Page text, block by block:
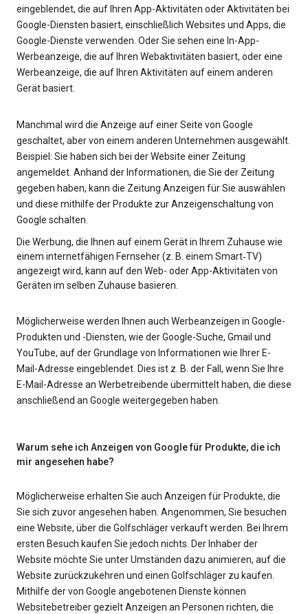
eingeblendet, die auf Ihren App-Aktivitäten oder Aktivitäten bei
Google-Diensten basiert, einschließlich Websites und Apps, die
Google-Dienste verwenden. Oder Sie sehen eine In-App-
Werbeanzeige, die auf Ihren Webaktivitäten basiert, oder eine
Werbeanzeige, die auf Ihren Aktivitäten auf einem anderen
Gerät basiert.
Manchmal wird die Anzeige auf einer Seite von Google
geschaltet, aber von einem anderen Unternehmen ausgewählt.
Beispiel: Sie haben sich bei der Website einer Zeitung
angemeldet. Anhand der Informationen, die Sie der Zeitung
gegeben haben, kann die Zeitung Anzeigen für Sie auswählen
und diese mithilfe der Produkte zur Anzeigenschaltung von
Google schalten.
Die Werbung, die Ihnen auf einem Gerät in Ihrem Zuhause wie
einem internetfähigen Fernseher (z. B. einem Smart‑TV)
angezeigt wird, kann auf den Web- oder App-Aktivitäten von
Geräten im selben Zuhause basieren.
Möglicherweise werden Ihnen auch Werbeanzeigen in Google-
Produkten und -Diensten, wie der Google-Suche, Gmail und
YouTube, auf der Grundlage von Informationen wie Ihrer E-
Mail-Adresse eingeblendet. Dies ist z. B. der Fall, wenn Sie Ihre
E-Mail-Adresse an Werbetreibende übermittelt haben, die diese
anschließend an Google weitergegeben haben.
Warum sehe ich Anzeigen von Google für Produkte, die ich
mir angesehen habe?
Möglicherweise erhalten Sie auch Anzeigen für Produkte, die
Sie sich zuvor angesehen haben. Angenommen, Sie besuchen
eine Website, über die Golfschläger verkauft werden. Bei Ihrem
ersten Besuch kaufen Sie jedoch nichts. Der Inhaber der
Website möchte Sie unter Umständen dazu animieren, auf die
Website zurückzukehren und einen Golfschläger zu kaufen.
Mithilfe der von Google angebotenen Dienste können
Websitebetreiber gezielt Anzeigen an Personen richten, die